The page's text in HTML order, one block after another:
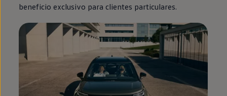
beneficio exclusivo para clientes particulares.